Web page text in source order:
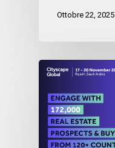
Ottobre 22, 2025